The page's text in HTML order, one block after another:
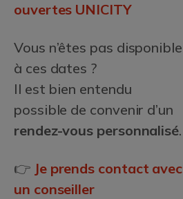
ouvertes UNICITY
Vous n’êtes pas disponible
à ces dates ?
Il est bien entendu
possible de convenir d’un
rendez-vous personnalisé.
👉 Je prends contact avec
un conseiller